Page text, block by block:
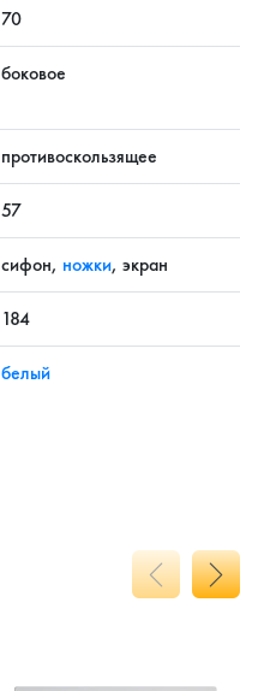
70
боковое
противоскользящее
57
сифон, ножки, экран
184
белый